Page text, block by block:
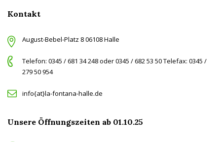
Kontakt
August-Bebel-Platz 8 06108 Halle
Telefon: 0345 / 681 34 248 oder 0345 / 682 53 50 Telefax: 0345 /
279 50 954
info{at}la-fontana-halle.de
Unsere Öffnungszeiten ab 01.10.25